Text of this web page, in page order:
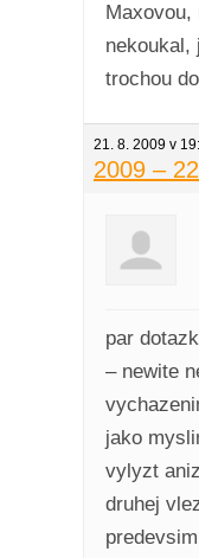
Maxovou,
nekoukal,
trochou
21. 8. 2009 v
2009 –
par
– newite
jako
vylyzt
druhej